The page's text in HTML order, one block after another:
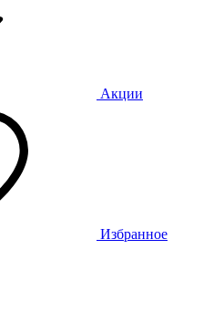
Акции
Избранное